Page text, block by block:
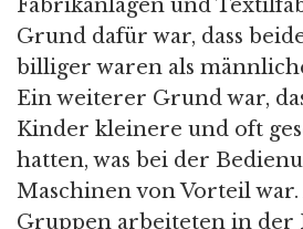
Fabrikanlagen und
Grund dafür war, dass
billiger waren als
Ein weiterer Grund war,
Kinder kleinere und oft
hatten, was bei der
Maschinen von Vorteil
Gruppen arbeiteten in der